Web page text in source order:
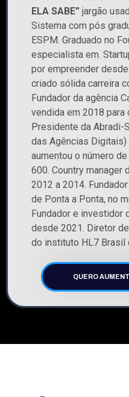
ELA SABE” jargão
Sistema com pós
ESPM. Graduado no
especialista em.
por empreender
criado sólida carreira
Fundador da agência
vendida em 2018 para
Presidente da Abradi-
das Agências
aumentou o número
600. Country manager
2012 a 2014.
de Ponta a Ponta, no
Fundador e investidor
desde 2021. Diretor
do instituto HL7 Brasil
QUERO